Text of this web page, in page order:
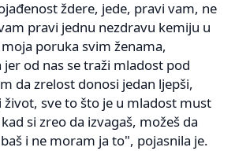
ždere, jede, pravi vam, ne
pravi jednu nezdravu kemiju u
poruka svim ženama,
od nas se traži mladost pod
da zrelost donosi jedan ljepši,
sve to što je u mladost must
si zreo da izvagaš, možeš da
i ne moram ja to", pojasnila je.